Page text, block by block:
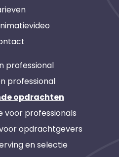
professional
professional
opdrachten
voor professionals
opdrachtgevers
en selectie